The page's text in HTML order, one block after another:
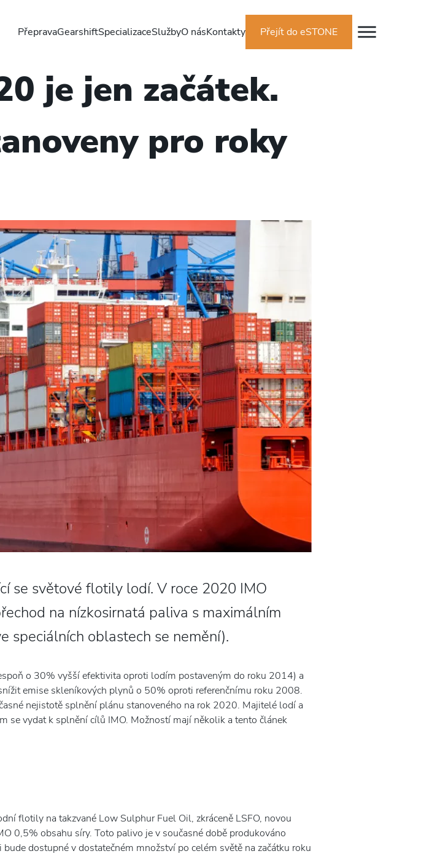
PřepravaGearshiftSpecializaceSlužbyO násKontakty Přejít do eSTONE
je jen začátek.
pro roky
se světové flotily lodí. V roce 2020 IMO
na nízkosirnatá paliva s maximálním
speciálních oblastech se nemění).
o 30% vyšší efektivita oproti lodím postaveným do roku 2014) a
emise skleníkových plynů o 50% oproti referenčnímu roku 2008.
nejistotě splnění plánu stanoveného na rok 2020. Majitelé lodí a
se vydat k splnění cílů IMO. Možností mají několik a tento článek
flotily na takzvané Low Sulphur Fuel Oil, zkráceně LSFO, novou
0,5% obsahu síry. Toto palivo je v současné době produkováno
dostupné v dostatečném množství po celém světě na začátku roku